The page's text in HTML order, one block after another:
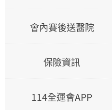
會內賽後送醫院
保險資訊
114全運會APP